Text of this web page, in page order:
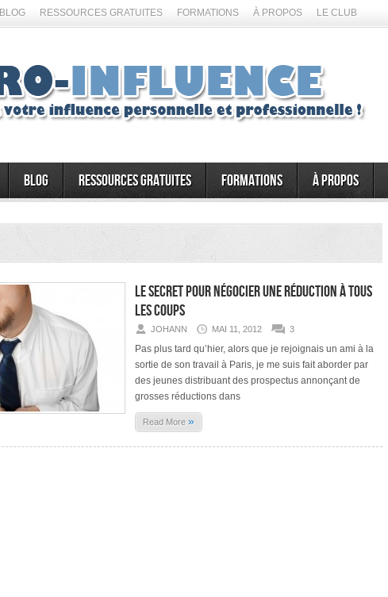
BLOG RESSOURCES GRATUITES FORMATIONS À PROPOS LE CLUB
Blog Ressources gratuites Formations À propos
Le secret pour négocier une réduction à tous
les coups
JOHANN MAI 11, 2012 3
Pas plus tard qu’hier, alors que je rejoignais un ami à la
sortie de son travail à Paris, je me suis fait aborder par
des jeunes distribuant des prospectus annonçant de
grosses réductions dans
Read More »